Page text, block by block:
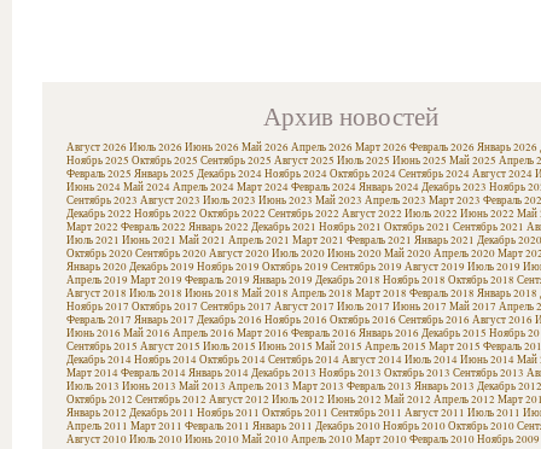
Архив новостей
Август 2026 Июль 2026 Июнь 2026 Май 2026 Апрель 2026 Март 2026 Февраль 2026 Январь 2026
Ноябрь 2025 Октябрь 2025 Сентябрь 2025 Август 2025 Июль 2025 Июнь 2025 Май 2025 Апрель
Февраль 2025 Январь 2025 Декабрь 2024Ноябрь 2024Октябрь 2024Сентябрь 2024Август 2024
Июнь 2024Май 2024Апрель 2024Март 2024Февраль 2024Январь 2024Декабрь 2023 Ноябрь
Сентябрь 2023 Август 2023 Июль 2023 Июнь 2023 Май 2023 Апрель 2023 Март 2023 Февраль
Декабрь 2022 Ноябрь 2022 Октябрь 2022 Сентябрь 2022 Август 2022 Июль 2022 Июнь 2022 Май
Март 2022 Февраль 2022 Январь 2022 Декабрь 2021 Ноябрь 2021 Октябрь 2021 Сентябрь 2021
Июль 2021 Июнь 2021 Май 2021 Апрель 2021 Март 2021 Февраль 2021 Январь 2021 Декабрь 2020
Октябрь 2020Сентябрь 2020Август 2020Июль 2020Июнь 2020Май 2020Апрель 2020Март
Январь 2020Декабрь 2019 Ноябрь 2019 Октябрь 2019 Сентябрь 2019 Август 2019 Июль 2019
Апрель 2019 Март 2019 Февраль 2019 Январь 2019 Декабрь 2018 Ноябрь 2018 Октябрь 2018
Август 2018 Июль 2018 Июнь 2018 Май 2018 Апрель 2018 Март 2018 Февраль 2018 Январь 2018
Ноябрь 2017 Октябрь 2017 Сентябрь 2017 Август 2017 Июль 2017 Июнь 2017 Май 2017 Апрель
Февраль 2017 Январь 2017 Декабрь 2016 Ноябрь 2016 Октябрь 2016 Сентябрь 2016 Август 2016
Июнь 2016 Май 2016 Апрель 2016 Март 2016 Февраль 2016 Январь 2016 Декабрь 2015 Ноябрь
Сентябрь 2015 Август 2015 Июль 2015 Июнь 2015 Май 2015 Апрель 2015 Март 2015 Февраль
Декабрь 2014Ноябрь 2014Октябрь 2014Сентябрь 2014Август 2014Июль 2014Июнь 2014Май
Март 2014Февраль 2014Январь 2014Декабрь 2013 Ноябрь 2013 Октябрь 2013 Сентябрь 2013
Июль 2013 Июнь 2013 Май 2013 Апрель 2013 Март 2013 Февраль 2013 Январь 2013 Декабрь 2012
Октябрь 2012 Сентябрь 2012 Август 2012 Июль 2012 Июнь 2012 Май 2012 Апрель 2012 Март
Январь 2012 Декабрь 2011 Ноябрь 2011 Октябрь 2011 Сентябрь 2011 Август 2011 Июль 2011
Апрель 2011 Март 2011 Февраль 2011 Январь 2011 Декабрь 2010Ноябрь 2010Октябрь 2010
Август 2010Июль 2010Июнь 2010Май 2010Апрель 2010Март 2010Февраль 2010Ноябрь 2009